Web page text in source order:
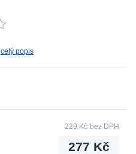
celý popis
277 Kč
229 Kč bez DPH